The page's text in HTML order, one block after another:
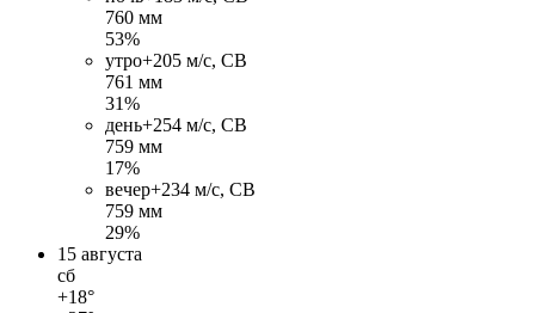
760 мм
53%
утро+205 м/c, СВ
761 мм
31%
день+254 м/c, СВ
759 мм
17%
вечер+234 м/c, СВ
759 мм
29%
15 августа
сб
+18°